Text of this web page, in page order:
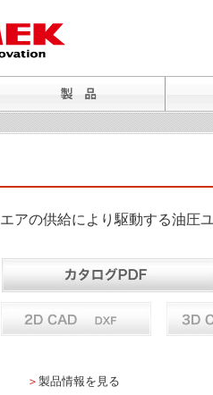
エアの供給により駆動する油圧
＞ 製品情報を見る